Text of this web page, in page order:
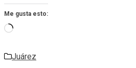
Me gusta esto:
Cargando...
Juárez